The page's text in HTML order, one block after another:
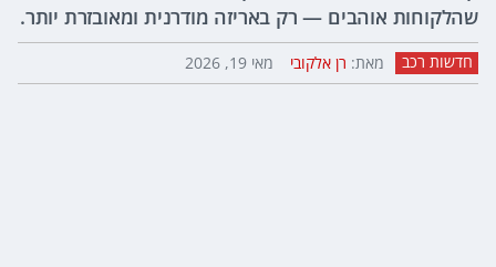
שהלקוחות אוהבים — רק באריזה מודרנית ומאובזרת יותר.
חדשות רכב מאת: רן אלקובי מאי 19, 2026